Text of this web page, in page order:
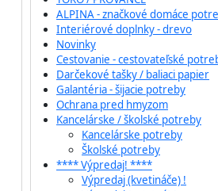
ALPINA - značkové domáce
Interiérové doplnky - drevo
Novinky
Cestovanie - cestovateľské
Darčekové tašky / baliaci papier
Galantéria - šijacie potreby
Ochrana pred hmyzom
Kancelárske / školské potreby
Kancelárske potreby
Školské potreby
**** Výpredaj! ****
Výpredaj (kvetináče) !